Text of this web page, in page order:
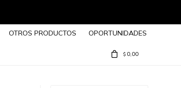
OTROS PRODUCTOS OPORTUNIDADES
$ 0,00